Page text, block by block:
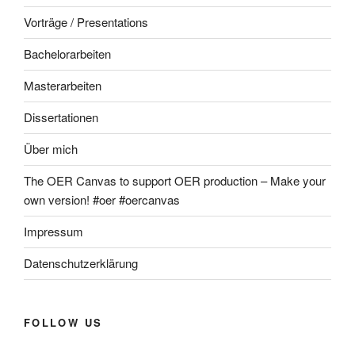
Vorträge / Presentations
Bachelorarbeiten
Masterarbeiten
Dissertationen
Über mich
The OER Canvas to support OER production – Make your
own version! #oer #oercanvas
Impressum
Datenschutzerklärung
FOLLOW US